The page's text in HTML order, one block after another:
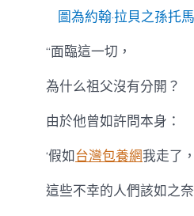
圖為約翰·拉貝之孫托
“面臨這一切，
為什么祖父沒有分開？
由於他曾如許問本身：
‘假如台灣包養網我走了，
這些不幸的人們該如之